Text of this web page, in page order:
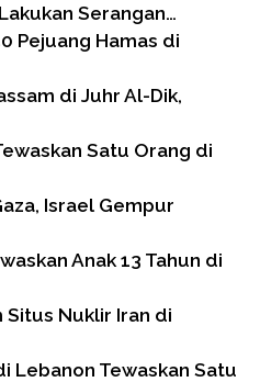
Serangan…
Pejuang Hamas di
di Juhr Al-Dik,
Satu Orang di
Israel Gempur
Anak 13 Tahun di
Situs Nuklir Iran di
Lebanon Tewaskan Satu